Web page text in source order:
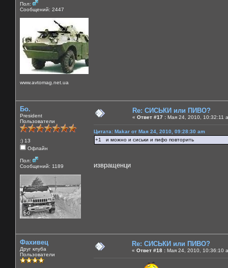
Пол:
Сообщений: 2447
www.avtomag.net.ua
Бо.
President
Пользователи
:) 13
Офлайн
Пол:
Сообщений: 1189
Re: СИСЬКИ или ПИВО?
« Ответ #17 : Мая 24, 2010, 10:32:11
Цитата: Makar от Мая 24, 2010, 09:28:30 am
+1 и можно и сиськи и пифо повторить
извращенци
Фахивец
Друг клуба
Пользователи
Re: СИСЬКИ или ПИВО?
« Ответ #18 : Мая 24, 2010, 10:36:10